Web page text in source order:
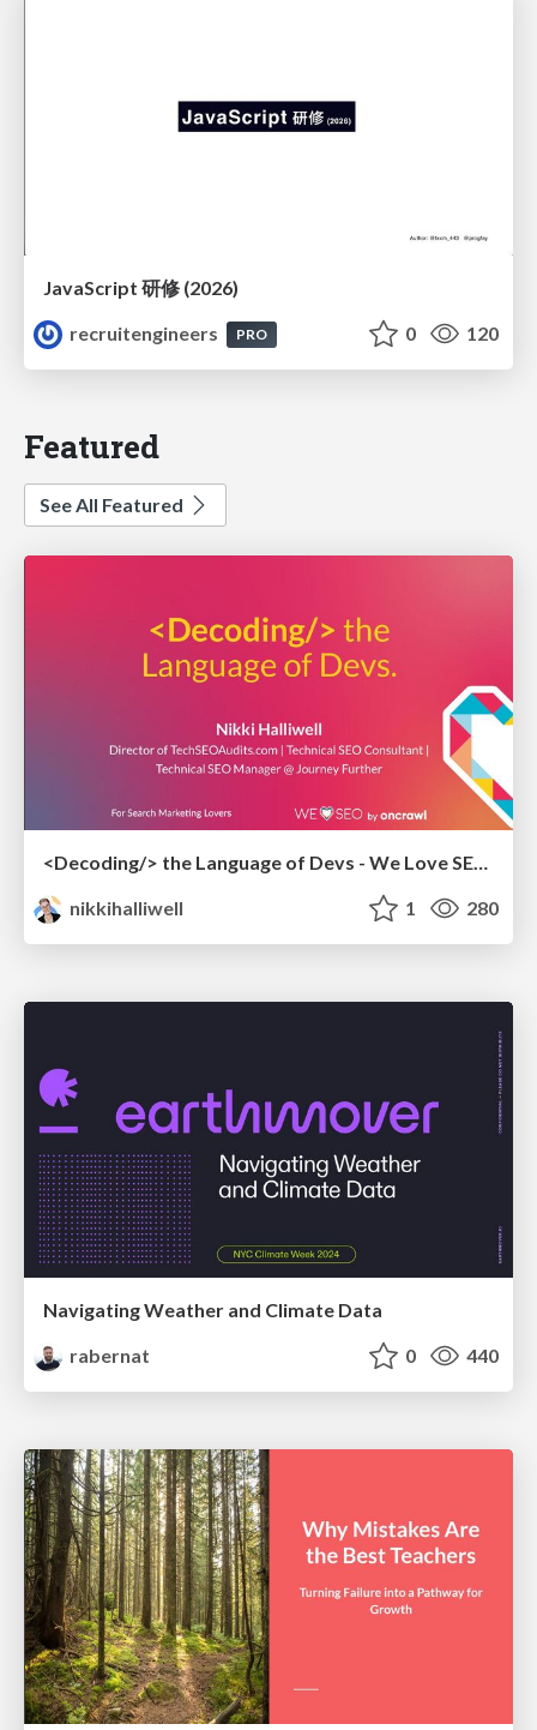
JavaScript 研修 (2026)
recruitengineers
PRO 0 120
Featured
See All Featured
<Decoding/> the Language of Devs - We Love SEO 2024
nikkihalliwell
1 280
Navigating Weather and Climate Data
rabernat
0 440